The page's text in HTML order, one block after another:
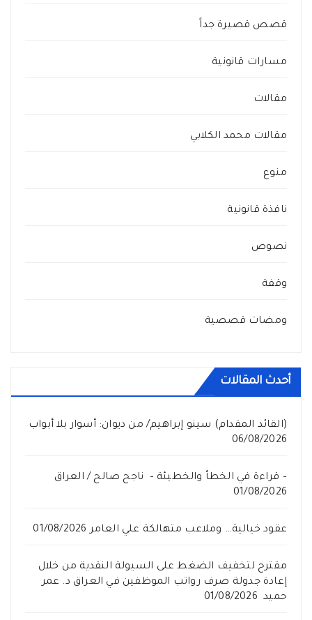
قصص قصيرة جداً
مسارات قانونية
مقالات
مقالات محمد الكلابي
منوع
نافذة قانونية
نصوص
وقفة
ومضات قصصية
أحدث المقالات
(القائد المقدام) سينو إبراهيم/ من ديوان: أسوار بلا أبواب
06/08/2026
– قراءة في الخطأ والخطيئة – ناجح صالح / العراق
01/08/2026
عقود خيالية… وملاعب متهالكة علي العامر 01/08/2026
مقترح لتخفيف الضغط على السيولة النقدية من خلال
إعادة جدولة صرف رواتب الموظفين في العراق د. عمر
حميد 01/08/2026